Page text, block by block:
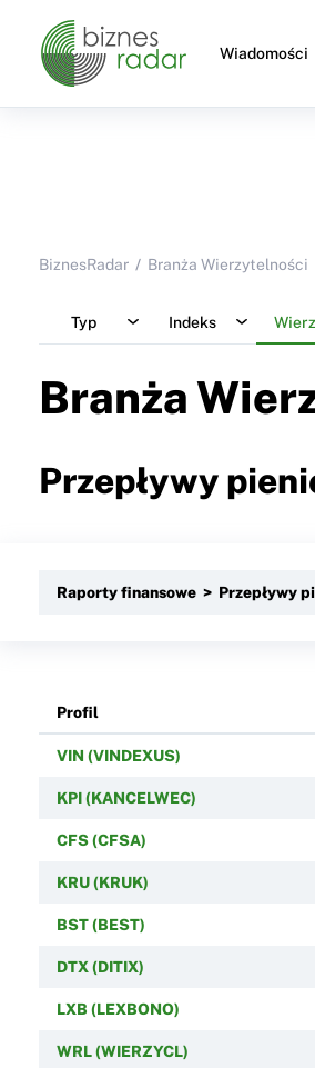
Wiadomości
BiznesRadar Branża Wierzytelności
Typ Indeks
Branża
Przepływy
Raporty finansowe > Przepływy
Profil
VIN (VINDEXUS)
KPI (KANCELWEC)
CFS (CFSA)
KRU (KRUK)
BST (BEST)
DTX (DITIX)
LXB (LEXBONO)
WRL (WIERZYCL)